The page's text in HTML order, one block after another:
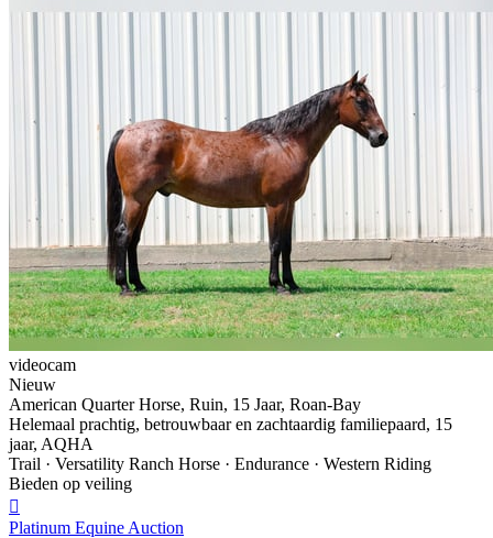
videocam
Nieuw
American Quarter Horse, Ruin, 15 Jaar, Roan-Bay
Helemaal prachtig, betrouwbaar en zachtaardig familiepaard, 15
jaar, AQHA
Trail · Versatility Ranch Horse · Endurance · Western Riding
Bieden op veiling

Platinum Equine Auction